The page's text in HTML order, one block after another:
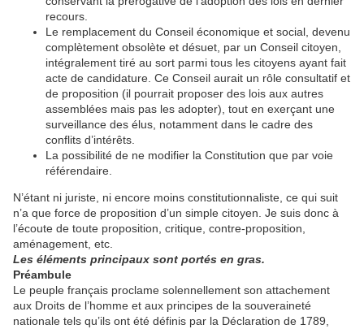
recours.
Le remplacement du Conseil économique et social, devenu
complètement obsolète et désuet, par un Conseil citoyen,
intégralement tiré au sort parmi tous les citoyens ayant fait
acte de candidature. Ce Conseil aurait un rôle consultatif et
de proposition (il pourrait proposer des lois aux autres
assemblées mais pas les adopter), tout en exerçant une
surveillance des élus, notamment dans le cadre des
conflits d’intérêts.
La possibilité de ne modifier la Constitution que par voie
référendaire.
N’étant ni juriste, ni encore moins constitutionnaliste, ce qui suit
n’a que force de proposition d’un simple citoyen. Je suis donc à
l’écoute de toute proposition, critique, contre-proposition,
aménagement, etc.
Les éléments principaux sont portés en gras.
Préambule
Le peuple français proclame solennellement son attachement
aux Droits de l’homme et aux principes de la souveraineté
nationale tels qu’ils ont été définis par la Déclaration de 1789,